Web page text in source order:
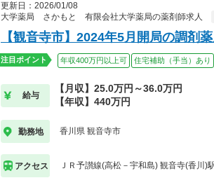
更新日：2026/01/08
大学薬局 さかもと 有限会社大学薬局の薬剤師求人
【観音寺市】2024年5月開局の調剤
注目ポイント 年収400万円以上可 住宅補助（手当）あり
給与
【月収】25.0万円～36.0万円
【年収】440万円
勤務地 香川県 観音寺市
アクセス ＪＲ予讃線(高松－宇和島) 観音寺(香川)